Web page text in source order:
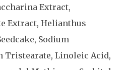
Extract,
Extract, Helianthus
Sodium
Tristearate, Linoleic Acid,